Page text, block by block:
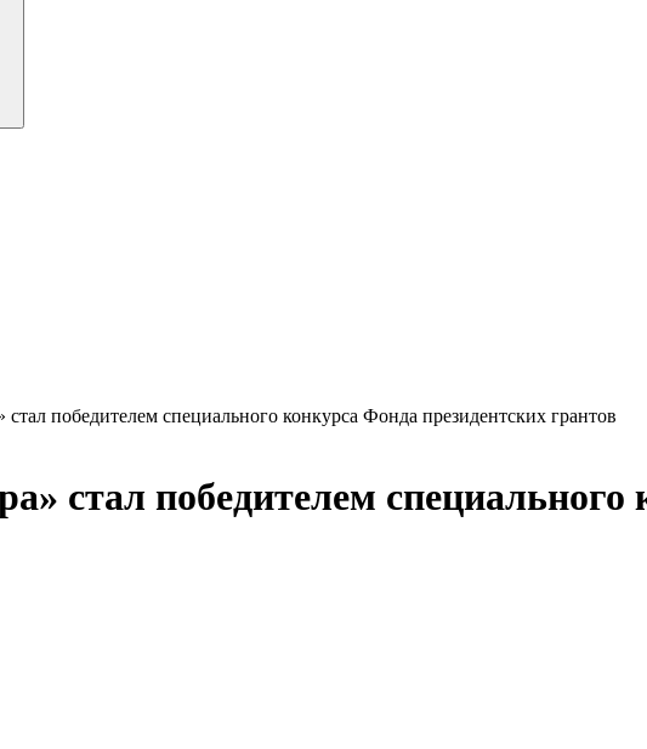
победителем специального конкурса Фонда президентских грантов
стал победителем